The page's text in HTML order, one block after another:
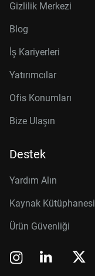
Gizlilik Merkezi
Blog
İş Kariyerleri
Yatırımcılar
Ofis Konumları
Bize Ulaşın
Destek
Yardım Alın
Kaynak Kütüphanesi
Ürün Güvenliği